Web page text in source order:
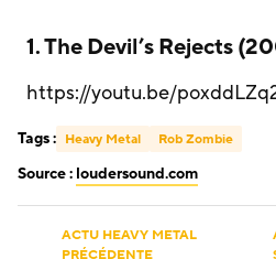
1. The Devil’s Rejects
https://youtu.be/
Tags : Heavy Metal Rob Zombie
Source : loudersound.com
ACTU HEAVY METAL
PRÉCÉDENTE